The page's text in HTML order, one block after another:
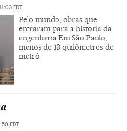
EDT
Pelo mundo, obras que
entraram para a história da
engenharia Em São Paulo,
menos de 13 quilômetros de
metrô
EDT